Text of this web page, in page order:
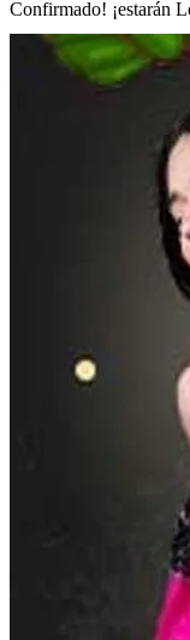
Confirmado! ¡estarán